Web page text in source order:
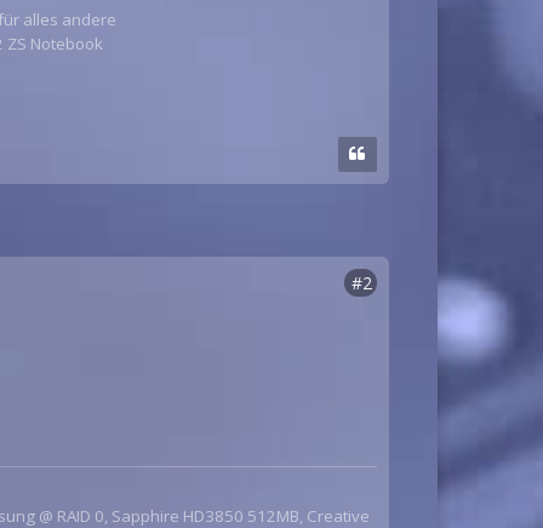
für alles andere
ZS Notebook
#2
@ RAID 0, Sapphire HD3850 512MB, Creative